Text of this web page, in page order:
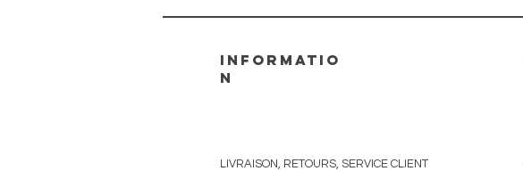
informatio
n
LIVRAISON, RETOURS, SERVICE CLIENT